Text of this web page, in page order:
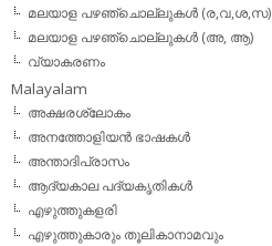
മലയാള പഴഞ്ചൊല്ലുകള്‍ (ര,വ,ശ,സ)
മലയാള പഴഞ്ചൊല്ലുകൾ (അ, ആ)
വ്യാകരണം
Malayalam
അക്ഷരശ്ലോകം
അനത്തോളിയന്‍ ഭാഷകള്‍
അന്താദിപ്രാസം
ആദ്യകാല പദ്യകൃതികള്‍
എഴുത്തുകളരി
എഴുത്തുകാരും തൂലികാനാമവും